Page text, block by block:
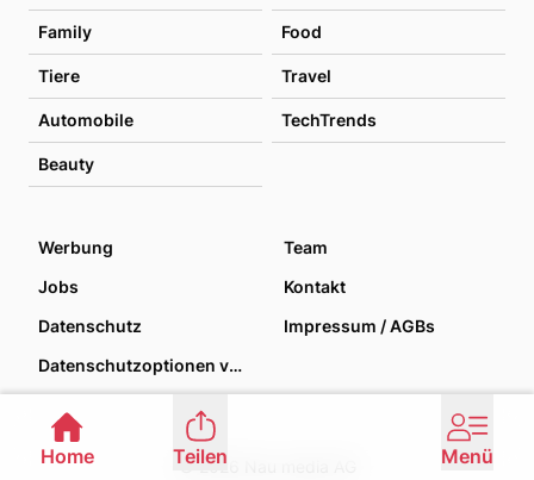
Family Food
Tiere Travel
Automobile TechTrends
Beauty
Werbung
Team
Jobs
Kontakt
Datenschutz
Impressum / AGBs
Datenschutzoptionen verwalten
© 2026 Nau media AG
Home Teilen Menü